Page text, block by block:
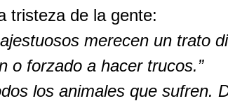
tristeza de la gente:
merecen un trato
o forzado a hacer trucos.”
los animales que sufren.